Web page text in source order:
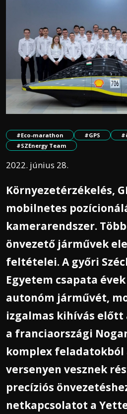
#Eco-marathon #GPS
#SZEnergy Team
2022. június 28.
Környezetérzékelés,
mobilnetes
kamerarendszer.
önvezető járművek
feltételei. A győri
Egyetem csapata
autonóm járművét,
izgalmas kihívás
a franciaországi
komplex
versenyen vesznek
precíziós
netkapcsolatot a